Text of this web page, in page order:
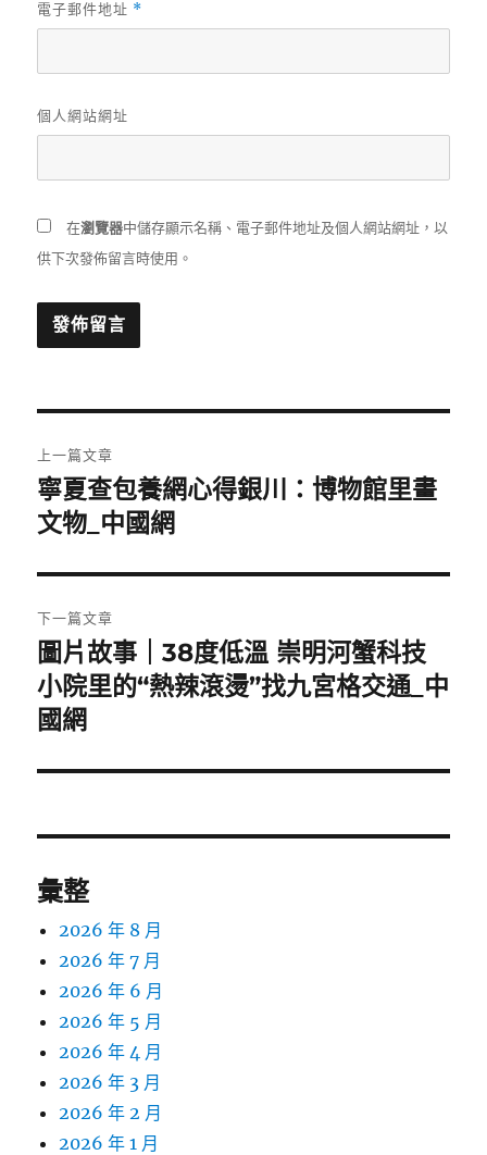
電子郵件地址 *
個人網站網址
在瀏覽器中儲存顯示名稱、電子郵件地址及個人網站網址，以
供下次發佈留言時使用。
章
導
覽
上一篇文章
上
一
文
章:
寧夏查包養網心得銀川：博物館里畫
文物_中國網
下一篇文章
下
一
篇
章:
圖片故事｜38度低溫 崇明河蟹科技
小院里的“熱辣滾燙”找九宮格交通_中
國網
彙整
2026 年 8 月
2026 年 7 月
2026 年 6 月
2026 年 5 月
2026 年 4 月
2026 年 3 月
2026 年 2 月
2026 年 1 月